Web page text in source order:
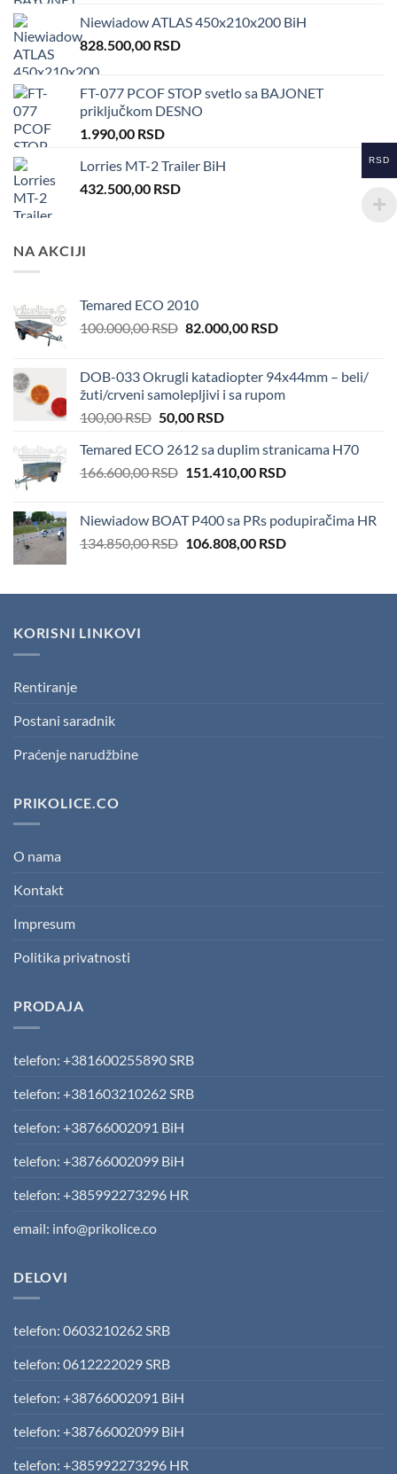
Niewiadow ATLAS 450x210x200 BiH
828.500,00 RSD
FT-077 PCOF STOP svetlo sa BAJONET
priključkom DESNO
1.990,00 RSD
Lorries MT-2 Trailer BiH
432.500,00 RSD
NA AKCIJI
Temared ECO 2010
100.000,00RSD Original
100.000,00 RSD.
82.000,00 RSDCurrent
82.000,00 RSD.
DOB-033 Okrugli katadiopter 94x44mm – beli/
žuti/crveni samolepljivi i sa rupom
100,00RSD Original
was:
100,00 RSD.
50,00 RSDCurrent
is:
50,00 RSD.
Temared ECO 2612 sa duplim stranicama H70
166.600,00RSD Original
166.600,00 RSD.
151.410,00 RSDCurrent
151.410,00 RSD.
Niewiadow BOAT P400 sa PRs podupiračima HR
134.850,00RSD Original
134.850,00 RSD.
106.808,00 RSDCurrent
106.808,00 RSD.
KORISNI LINKOVI
Rentiranje
Postani saradnik
Praćenje narudžbine
PRIKOLICE.CO
O nama
Kontakt
Impresum
Politika privatnosti
PRODAJA
telefon: +381600255890 SRB
telefon: +381603210262 SRB
telefon: +38766002091 BiH
telefon: +38766002099 BiH
telefon: +385992273296 HR
email: info@prikolice.co
DELOVI
telefon: 0603210262 SRB
telefon: 0612222029 SRB
telefon: +38766002091 BiH
telefon: +38766002099 BiH
telefon: +385992273296 HR
RSD